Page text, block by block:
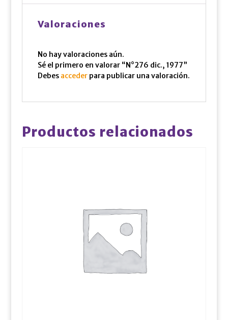
Valoraciones
No hay valoraciones aún.
Sé el primero en valorar “N°276 dic., 1977”
Debes accederpara publicar una valoración.
Productos relacionados